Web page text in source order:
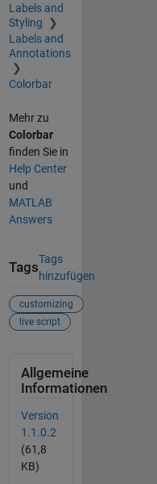
Labels and
Styling
Labels and
Annotations
Colorbar
Mehr zu
Colorbar
finden Sie in
Help Center
und
MATLAB
Answers
Tags
Tags
hinzufügen
customizing
live script
Allgemeine
Informationen
Version
1.1.0.2
(61,8
KB)